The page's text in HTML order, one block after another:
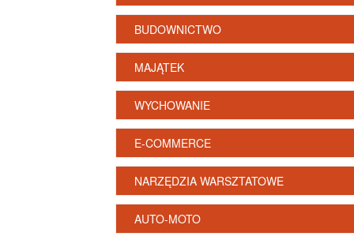
BUDOWNICTWO
MAJĄTEK
WYCHOWANIE
E-COMMERCE
NARZĘDZIA WARSZTATOWE
AUTO-MOTO